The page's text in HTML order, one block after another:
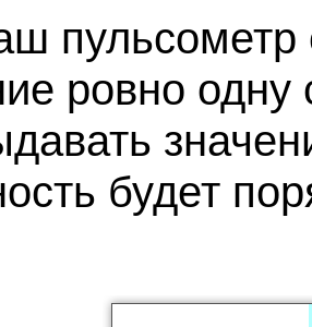
пульсометр
ровно одну
будет